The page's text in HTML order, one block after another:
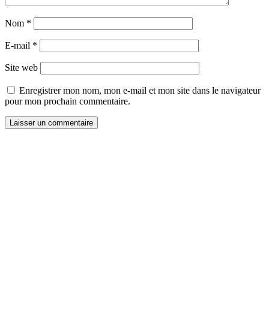
Nom *
E-mail *
Site web
Enregistrer mon nom, mon e-mail et mon site dans le navigateur
pour mon prochain commentaire.